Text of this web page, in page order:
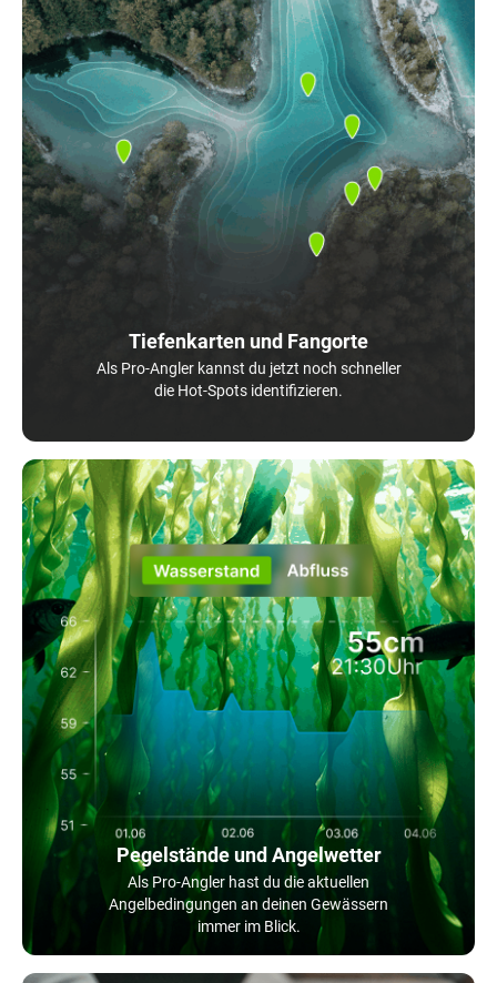
Tiefenkarten und Fangorte
Als Pro-Angler kannst du jetzt noch schneller
die Hot-Spots identifizieren.
Pegelstände und Angelwetter
Als Pro-Angler hast du die aktuellen
Angelbedingungen an deinen Gewässern
immer im Blick.